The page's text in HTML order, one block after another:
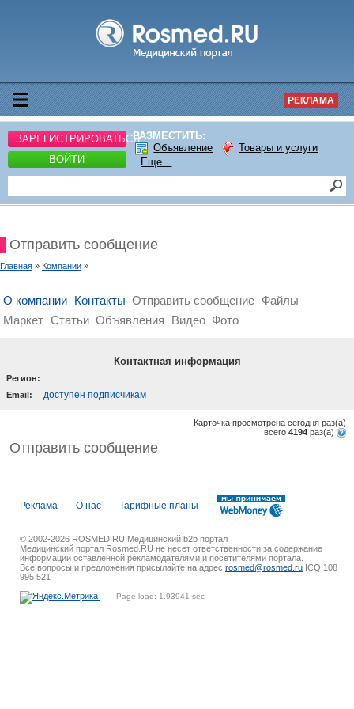
РЕКЛАМА
ЗАРЕГИСТРИРОВАТЬСЯ
ВОЙТИ
РАЗМЕСТИТЬ:
Объявление
Товары и услуги
Еще...
Отправить сообщение
Главная » Компании »
О компании Контакты Отправить сообщение Файлы
Маркет Статьи Объявления Видео Фото
Контактная информация
Регион:
Email:
доступен подписчикам
Карточка просмотрена сегодня раз(a)
всего 4194 раз(a)
Отправить сообщение
Реклама О нас Тарифные планы
© 2002-2026 ROSMED.RU Медицинский b2b портал
Медицинский портал Rosmed.RU не несет ответственности за содержание
информации оставленной рекламодателями и посетителями портала.
Все вопросы и предложения присылайте на адрес rosmed@rosmed.ru ICQ 108
995 521
Page load: 1.93941 sec